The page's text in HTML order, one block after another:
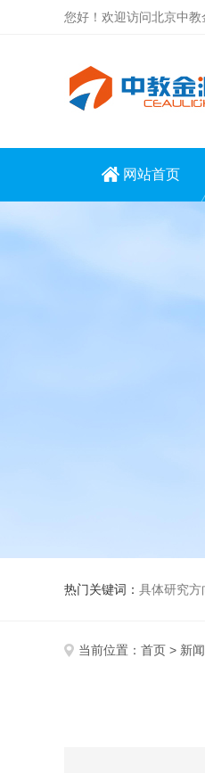
您好！欢迎访问北京中教
网站首页
热门关键词： 具体研究方
当前位置： 首页 > 新